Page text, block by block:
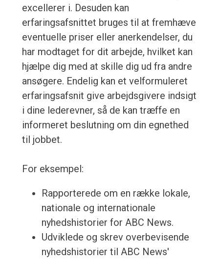
excellerer i. Desuden kan
erfaringsafsnittet bruges til at fremhæve
eventuelle priser eller anerkendelser, du
har modtaget for dit arbejde, hvilket kan
hjælpe dig med at skille dig ud fra andre
ansøgere. Endelig kan et velformuleret
erfaringsafsnit give arbejdsgivere indsigt
i dine lederevner, så de kan træffe en
informeret beslutning om din egnethed
til jobbet.
For eksempel:
Rapporterede om en række lokale,
nationale og internationale
nyhedshistorier for ABC News.
Udviklede og skrev overbevisende
nyhedshistorier til ABC News'